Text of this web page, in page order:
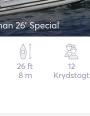
26' Special
26 ft
8 m
12
Krydstogt